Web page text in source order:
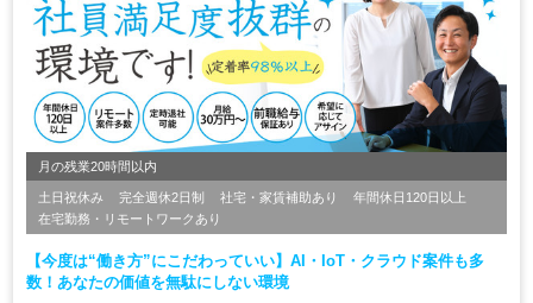
月の残業20時間以内
土日祝休み 完全週休2日制 社宅・家賃補助あり
年間休日120日以上
在宅勤務・リモートワークあり
【今度は“働き方”にこだわっていい】AI・IoT・クラウド案件も多
数！あなたの価値を無駄にしない環境